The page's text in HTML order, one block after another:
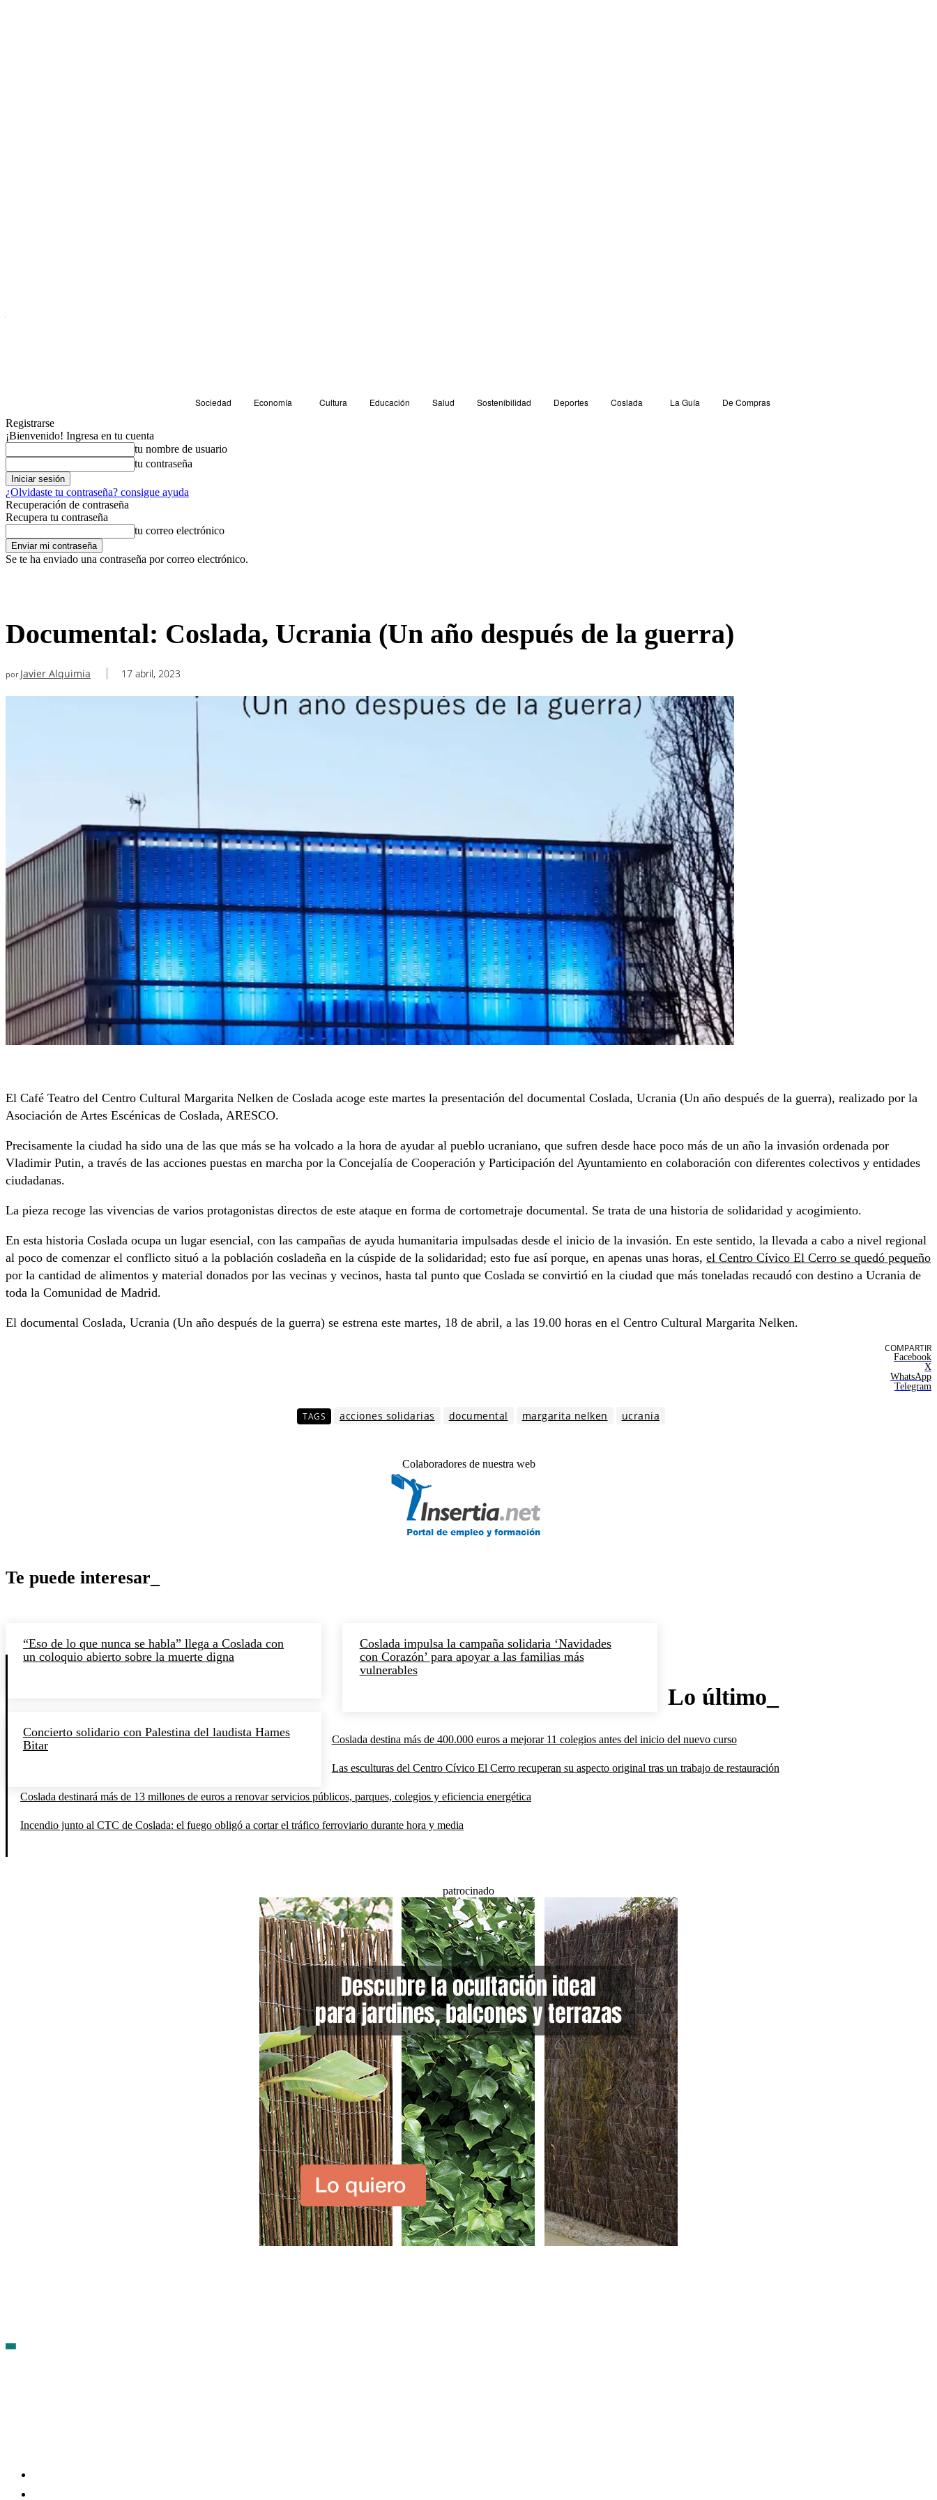
Sociedad Economía Cultura Educación Salud Sostenibilidad Deportes Coslada La Guía
De Compras
Registrarse
¡Bienvenido! Ingresa en tu cuenta
tu nombre de usuario
tu contraseña
¿Olvidaste tu contraseña? consigue ayuda
Recuperación de contraseña
Recupera tu contraseña
tu correo electrónico
Se te ha enviado una contraseña por correo electrónico.
Documental: Coslada, Ucrania (Un año después de la guerra)
por Javier Alquimia 17 abril, 2023
El Café Teatro del Centro Cultural Margarita Nelken de Coslada acoge este martes la presentación del documental Coslada, Ucrania (Un año después de la guerra), realizado por la
Asociación de Artes Escénicas de Coslada, ARESCO.
Precisamente la ciudad ha sido una de las que más se ha volcado a la hora de ayudar al pueblo ucraniano, que sufren desde hace poco más de un año la invasión ordenada por
Vladimir Putin, a través de las acciones puestas en marcha por la Concejalía de Cooperación y Participación del Ayuntamiento en colaboración con diferentes colectivos y entidades
ciudadanas.
La pieza recoge las vivencias de varios protagonistas directos de este ataque en forma de cortometraje documental. Se trata de una historia de solidaridad y acogimiento.
En esta historia Coslada ocupa un lugar esencial, con las campañas de ayuda humanitaria impulsadas desde el inicio de la invasión. En este sentido, la llevada a cabo a nivel regional
al poco de comenzar el conflicto situó a la población cosladeña en la cúspide de la solidaridad; esto fue así porque, en apenas unas horas, el Centro Cívico El Cerro se quedó pequeño
por la cantidad de alimentos y material donados por las vecinas y vecinos, hasta tal punto que Coslada se convirtió en la ciudad que más toneladas recaudó con destino a Ucrania de
toda la Comunidad de Madrid.
El documental Coslada, Ucrania (Un año después de la guerra) se estrena este martes, 18 de abril, a las 19.00 horas en el Centro Cultural Margarita Nelken.
COMPARTIR
Facebook
X
WhatsApp
Telegram
TAGS acciones solidarias documental margarita nelken ucrania
Colaboradores de nuestra web
Te puede interesar_
“Eso de lo que nunca se habla” llega a Coslada con
un coloquio abierto sobre la muerte digna
Coslada impulsa la campaña solidaria ‘Navidades
con Corazón’ para apoyar a las familias más
vulnerables
Concierto solidario con Palestina del laudista Hames
Bitar
Lo último_
Coslada destina más de 400.000 euros a mejorar 11 colegios antes del inicio del nuevo curso
Las esculturas del Centro Cívico El Cerro recuperan su aspecto original tras un trabajo de restauración
Coslada destinará más de 13 millones de euros a renovar servicios públicos, parques, colegios y eficiencia energética
Incendio junto al CTC de Coslada: el fuego obligó a cortar el tráfico ferroviario durante hora y media
patrocinado